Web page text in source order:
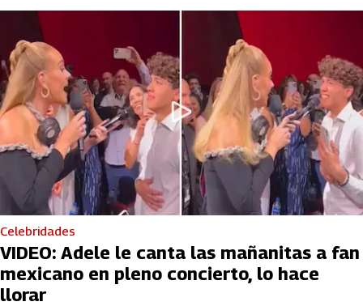
Celebridades
VIDEO: Adele le canta las mañanitas a fan
mexicano en pleno concierto, lo hace
llorar